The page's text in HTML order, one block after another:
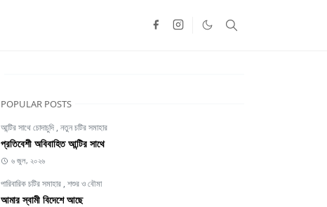
POPULAR POSTS
আন্টির সাথে চোদাচুদি ,নতুন চটির সমাহার
প্রতিবেশী অবিবাহিত আন্টির সাথে
৬ জুল, ২০২৬
পারিবারিক চটির সমাহার ,শশুর ও বৌমা
আমার স্বামী বিদেশে আছে